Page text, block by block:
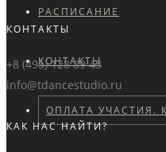
РАСПИСАНИЕ
КОНТАКТЫ
ОПЛАТА УЧАСТИЯ.
КОНТАКТЫ
+8 (495) 128 89 43
info@tdancestudio.ru
КАК НАС НАЙТИ?